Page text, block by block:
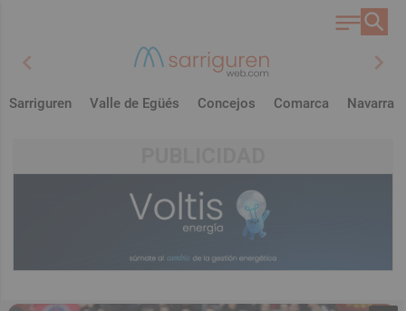
chevron_left chevron_right
Sarriguren Valle de Egüés Concejos Comarca Navarra